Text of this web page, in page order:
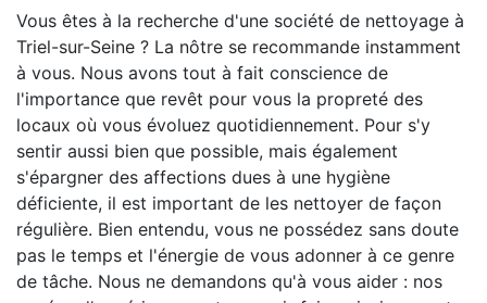
Vous êtes à la recherche d'une société de nettoyage à
Triel-sur-Seine ? La nôtre se recommande instamment
à vous. Nous avons tout à fait conscience de
l'importance que revêt pour vous la propreté des
locaux où vous évoluez quotidiennement. Pour s'y
sentir aussi bien que possible, mais également
s'épargner des affections dues à une hygiène
déficiente, il est important de les nettoyer de façon
régulière. Bien entendu, vous ne possédez sans doute
pas le temps et l'énergie de vous adonner à ce genre
de tâche. Nous ne demandons qu'à vous aider : nos